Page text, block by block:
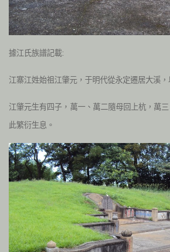
據江氏族譜記載:
江寨江姓始祖江肇元，于明代從永定遷居大溪，
江肇元生有四子，萬一、萬二隨母回上杭，萬
此繁衍生息。